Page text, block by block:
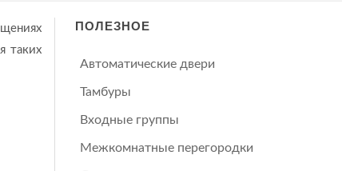
таких
ПОЛЕЗНОЕ
Автоматические двери
Тамбуры
Входные группы
Межкомнатные перегородки